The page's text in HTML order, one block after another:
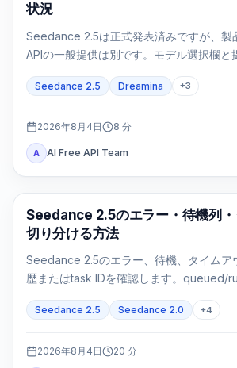
状況
Seedance 2.5は正式発表済みですが、製
APIの一般提供は別です。モデル選択欄と
Seedance 2.5 Dreamina +3
2026年8月4日 8 分
A AI Free API Team
AI 動画生成
Seedance 2.5のエラー・待機列
切り分ける方法
Seedance 2.5のエラー、待機、タイムア
歴またはtask IDを確認します。queued/
Seedance 2.5 Seedance 2.0 +4
2026年8月4日 20 分